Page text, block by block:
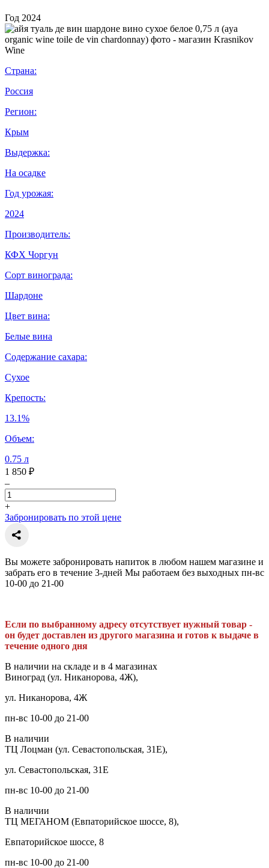
Год 2024
Страна:
Россия
Регион:
Крым
Выдержка:
На осадке
Год урожая:
2024
Производитель:
КФХ Чоргун
Сорт винограда:
Шардоне
Цвет вина:
Белые вина
Содержание сахара:
Сухое
Крепость:
13.1%
Объем:
0.75 л
1 850 ₽
–
+
Забронировать по этой цене
Вы можете забронировать напиток в любом нашем магазине и
забрать его в течение 3-дней Мы работаем без выходных пн-вс
10-00 до 21-00
Если по выбранному адресу отсутствует нужный товар -
он будет доставлен из другого магазина и готов к выдаче в
течение одного дня
В наличии на складе и в 4 магазинах
Виноград (ул. Никанорова, 4Ж),
ул. Никанорова, 4Ж
пн-вс 10-00 до 21-00
В наличии
ТЦ Лоцман (ул. Севастопольская, 31Е),
ул. Севастопольская, 31Е
пн-вс 10-00 до 21-00
В наличии
ТЦ МЕГАНОМ (Евпаторийское шоссе, 8),
Евпаторийское шоссе, 8
пн-вс 10-00 до 21-00